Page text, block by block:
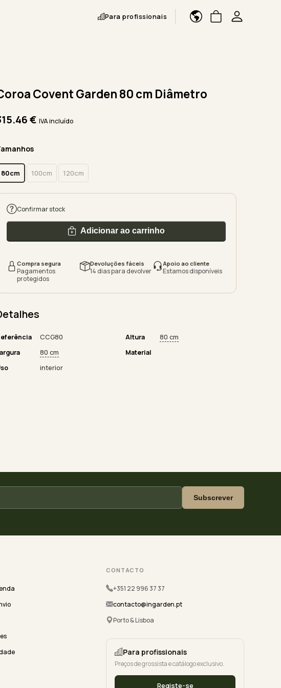
Para profissionais
Covent Garden 80 cm Diâmetro
€ IVA incluído
80cm 100cm 120cm
Confirmar stock
Adicionar ao carrinho
Compra segura
Pagamentos
protegidos
Devoluções fáceis
14 dias para devolver
Apoio ao cliente
Estamos disponíveis
CCG80 Altura
80 cm
80 cm
Material
interior
Subscrever
CONTACTO
+351 22 996 37 37
contacto@ingarden.pt
Porto & Lisboa
Para profissionais
Preços de grossista e catálogo exclusivo.
Registe-se